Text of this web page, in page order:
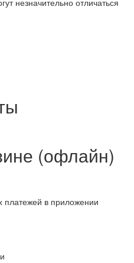
(офлайн)
платежей в приложении